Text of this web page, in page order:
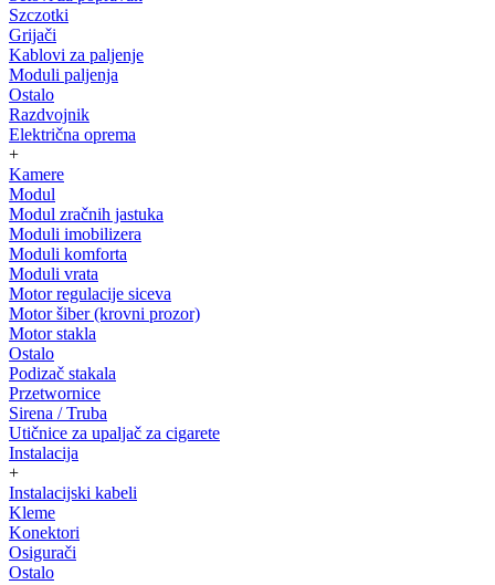
Szczotki
Grijači
Kablovi za paljenje
Moduli paljenja
Ostalo
Razdvojnik
Električna oprema
+
Kamere
Modul
Modul zračnih jastuka
Moduli imobilizera
Moduli komforta
Moduli vrata
Motor regulacije siceva
Motor šiber (krovni prozor)
Motor stakla
Ostalo
Podizač stakala
Przetwornice
Sirena / Truba
Utičnice za upaljač za cigarete
Instalacija
+
Instalacijski kabeli
Kleme
Konektori
Osigurači
Ostalo